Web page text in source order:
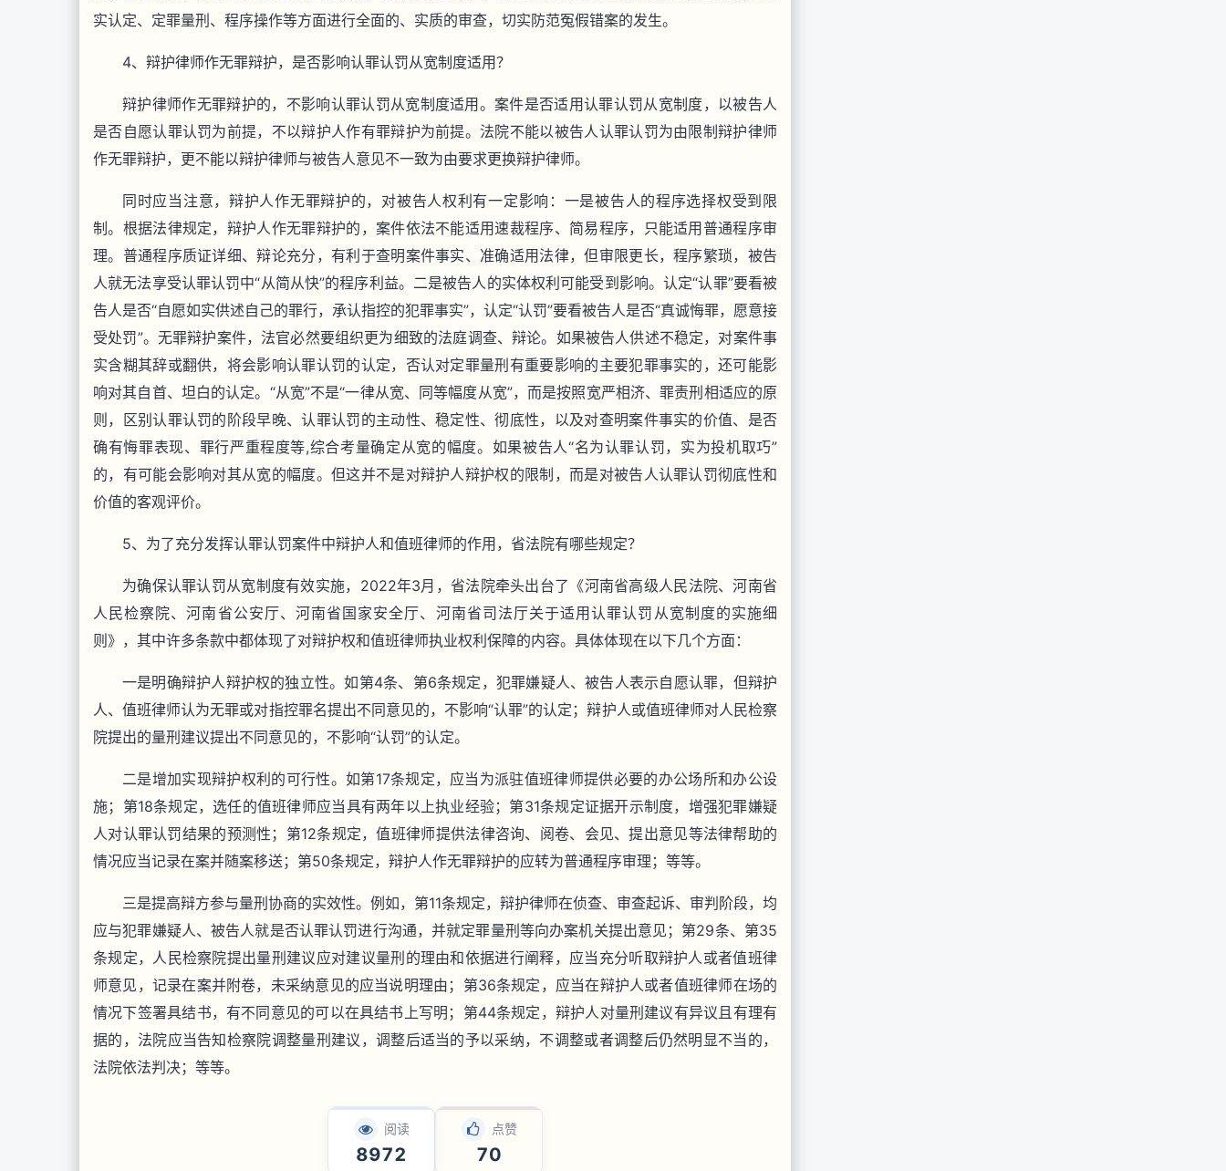
实认定、定罪量刑、程序操作等方面进行全面的、实质的审查，切实防范冤假错案的发生。
4、辩护律师作无罪辩护，是否影响认罪认罚从宽制度适用？
辩护律师作无罪辩护的，不影响认罪认罚从宽制度适用。案件是否适用认罪认罚从宽制度，以被告人
是否自愿认罪认罚为前提，不以辩护人作有罪辩护为前提。法院不能以被告人认罪认罚为由限制辩护律师
作无罪辩护，更不能以辩护律师与被告人意见不一致为由要求更换辩护律师。
同时应当注意，辩护人作无罪辩护的，对被告人权利有一定影响：一是被告人的程序选择权受到限
制。根据法律规定，辩护人作无罪辩护的，案件依法不能适用速裁程序、简易程序，只能适用普通程序审
理。普通程序质证详细、辩论充分，有利于查明案件事实、准确适用法律，但审限更长，程序繁琐，被告
人就无法享受认罪认罚中“从简从快”的程序利益。二是被告人的实体权利可能受到影响。认定“认罪”要看被
告人是否“自愿如实供述自己的罪行，承认指控的犯罪事实”，认定“认罚”要看被告人是否“真诚悔罪，愿意接
受处罚”。无罪辩护案件，法官必然要组织更为细致的法庭调查、辩论。如果被告人供述不稳定，对案件事
实含糊其辞或翻供，将会影响认罪认罚的认定，否认对定罪量刑有重要影响的主要犯罪事实的，还可能影
响对其自首、坦白的认定。“从宽”不是“一律从宽、同等幅度从宽”，而是按照宽严相济、罪责刑相适应的原
则，区别认罪认罚的阶段早晚、认罪认罚的主动性、稳定性、彻底性，以及对查明案件事实的价值、是否
确有悔罪表现、罪行严重程度等,综合考量确定从宽的幅度。如果被告人“名为认罪认罚，实为投机取巧”
的，有可能会影响对其从宽的幅度。但这并不是对辩护人辩护权的限制，而是对被告人认罪认罚彻底性和
价值的客观评价。
5、为了充分发挥认罪认罚案件中辩护人和值班律师的作用，省法院有哪些规定？
为确保认罪认罚从宽制度有效实施，2022年3月，省法院牵头出台了《河南省高级人民法院、河南省
人民检察院、河南省公安厅、河南省国家安全厅、河南省司法厅关于适用认罪认罚从宽制度的实施细
则》，其中许多条款中都体现了对辩护权和值班律师执业权利保障的内容。具体体现在以下几个方面：
一是明确辩护人辩护权的独立性。如第4条、第6条规定，犯罪嫌疑人、被告人表示自愿认罪，但辩护
人、值班律师认为无罪或对指控罪名提出不同意见的，不影响“认罪”的认定；辩护人或值班律师对人民检察
院提出的量刑建议提出不同意见的，不影响“认罚”的认定。
二是增加实现辩护权利的可行性。如第17条规定，应当为派驻值班律师提供必要的办公场所和办公设
施；第18条规定，选任的值班律师应当具有两年以上执业经验；第31条规定证据开示制度，增强犯罪嫌疑
人对认罪认罚结果的预测性；第12条规定，值班律师提供法律咨询、阅卷、会见、提出意见等法律帮助的
情况应当记录在案并随案移送；第50条规定，辩护人作无罪辩护的应转为普通程序审理；等等。
三是提高辩方参与量刑协商的实效性。例如，第11条规定，辩护律师在侦查、审查起诉、审判阶段，均
应与犯罪嫌疑人、被告人就是否认罪认罚进行沟通，并就定罪量刑等向办案机关提出意见；第29条、第35
条规定，人民检察院提出量刑建议应对建议量刑的理由和依据进行阐释，应当充分听取辩护人或者值班律
师意见，记录在案并附卷，未采纳意见的应当说明理由；第36条规定，应当在辩护人或者值班律师在场的
情况下签署具结书，有不同意见的可以在具结书上写明；第44条规定，辩护人对量刑建议有异议且有理有
据的，法院应当告知检察院调整量刑建议，调整后适当的予以采纳，不调整或者调整后仍然明显不当的，
法院依法判决；等等。
阅读
8972
点赞
70